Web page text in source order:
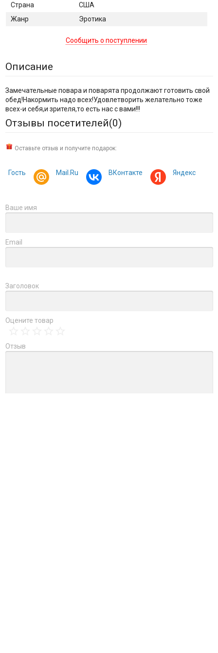
Страна
США
Жанр
Эротика
Сообщить о поступлении
Описание
Замечательные повара и поварята продолжают готовить свой
обед!Накормить надо всех!Удовлетворить желательно тоже
всех-и себя,и зрителя,то есть нас с вами!!!
Отзывы посетителей(0)
Оставьте отзыв и получите подарок:
Гость Mail.Ru ВКонтакте Яндекс
Ваше имя
Email
Заголовок
Оцените товар
Отзыв